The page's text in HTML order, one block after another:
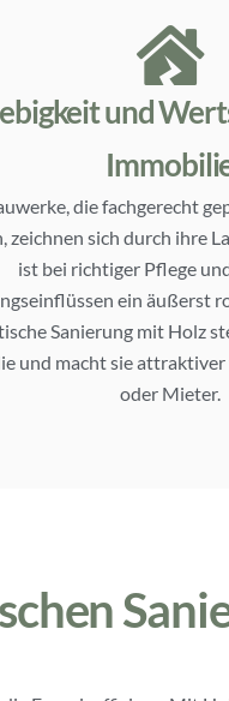
und
die fachgerecht
zeichnen sich durch ihre
ist bei richtiger Pflege
ein äußerst
Sanierung mit Holz
und macht sie
oder Mieter.